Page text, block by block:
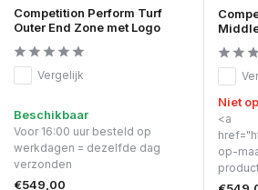
Competition Perform Turf
Outer End Zone met Logo
Vergelijk
Beschikbaar
Voor 16:00 uur besteld op
werkdagen = dezelfde dag
verzonden
€549,00
Niet
<a
op-